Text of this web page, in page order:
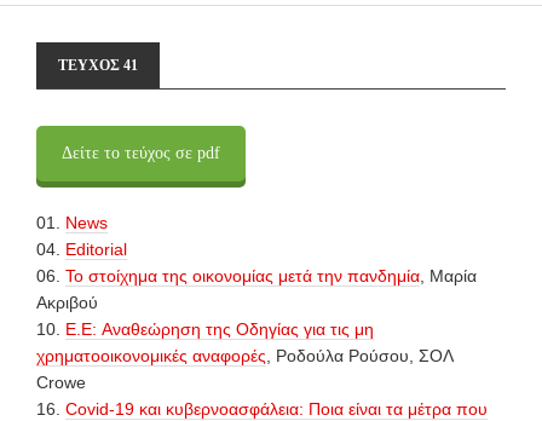
ΤΕΥΧΟΣ 41
Δείτε το τεύχος σε pdf
01. News
04. Editorial
06. Το στοίχημα της οικονομίας μετά την πανδημία , Μαρία
Ακριβού
10. E.E: Αναθεώρηση της Οδηγίας για τις μη
χρηματοοικονομικές αναφορές , Ροδούλα Ρούσου, ΣΟΛ
Crowe
16. Covid-19 και κυβερνοασφάλεια: Ποια είναι τα μέτρα που